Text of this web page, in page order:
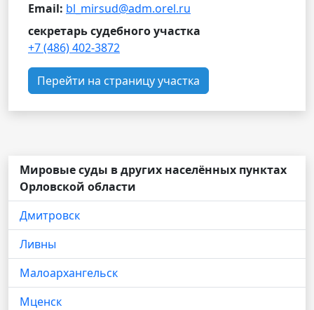
Email: bl_mirsud@adm.orel.ru
секретарь судебного участка
+7 (486) 402-3872
Перейти на страницу участка
Мировые суды в других населённых пунктах
Орловской области
Дмитровск
Ливны
Малоархангельск
Мценск